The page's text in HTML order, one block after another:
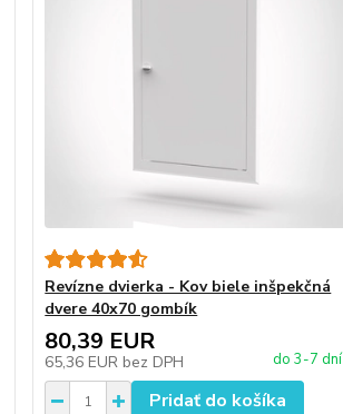
Revízne dvierka - Kov biele inšpekčná
dvere 40x70 gombík
80,39 EUR
65,36 EUR bez DPH do 3-7 dní
Pridať do košíka